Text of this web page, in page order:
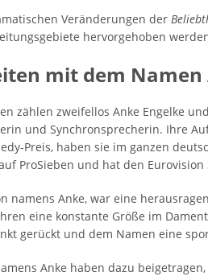
Veränderungen der
hervorgehoben
mit dem Namen
zählen zweifellos Anke Engelke
und Synchronsprecherin. Ihre
Preis, haben sie im ganzen
ProSieben und hat den
namens Anke, war eine
eine konstante Größe im
gerückt und dem Namen eine
Anke haben dazu